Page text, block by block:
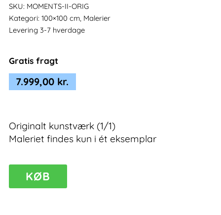
SKU: MOMENTS-II-ORIG
Kategori: 100×100 cm, Malerier
Levering 3-7 hverdage
Gratis fragt
7.999,00 kr.
Originalt kunstværk (1/1)
Maleriet findes kun i ét eksemplar
Moments
II
KØB